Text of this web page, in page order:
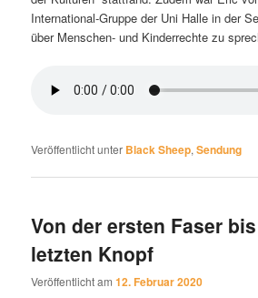
International-Gruppe der Uni Halle in der
über Menschen- und Kinderrechte zu
Veröffentlicht unter Black Sheep,Sendung
Von der ersten Faser
letzten Knopf
Veröffentlicht am12. Februar 2020